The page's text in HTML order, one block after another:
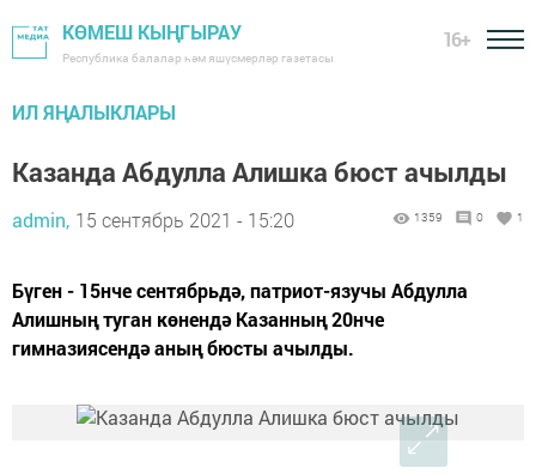
КӨМЕШ КЫҢГЫРАУ
Республика балалар һәм яшүсмерләр газетасы
16+
ИЛ ЯҢАЛЫКЛАРЫ
Казанда Абдулла Алишка бюст ачылды
admin, 15 сентябрь 2021 - 15:20 1359 0 1
Бүген - 15нче сентябрьдә, патриот-язучы Абдулла
Алишның туган көнендә Казанның 20нче
гимназиясендә аның бюсты ачылды.